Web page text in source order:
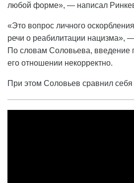
любой форме», — написал
«Это вопрос личного
речи о реабилитации нацизма»,
По словам Соловьева, введение
его отношении некорректно.
При этом Соловьев сравнил